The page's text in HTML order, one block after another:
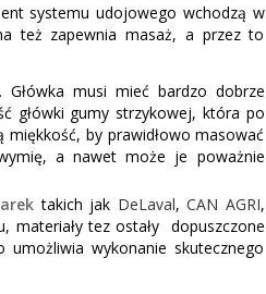
systemu udojowego wchodzą w
też zapewnia masaż, a przez to
Główka musi mieć bardzo dobrze
główki gumy strzykowej, która po
miękkość, by prawidłowo masować
a nawet może je poważnie
takich jak DeLaval,CAN AGRI,
materiały tez ostały dopuszczone
wykonanie skutecznego